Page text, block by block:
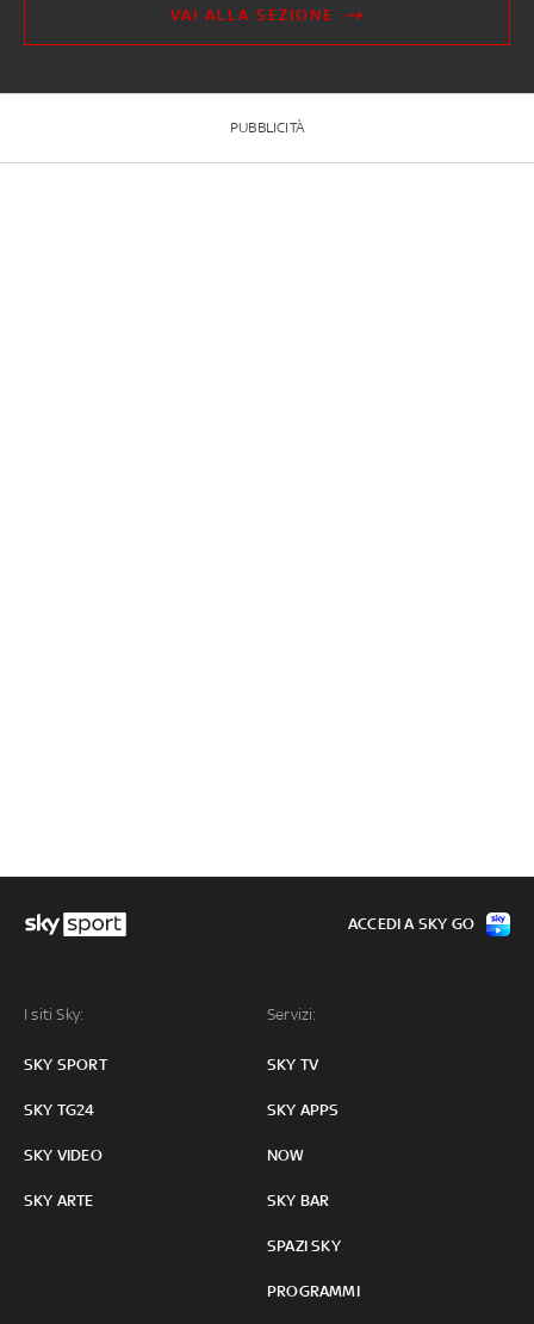
VAI ALLA SEZIONE
PUBBLICITÀ
I siti Sky:
SKY SPORT
SKY TG24
SKY VIDEO
SKY ARTE
Servizi:
SKY TV
SKY APPS
NOW
SKY BAR
SPAZI SKY
PROGRAMMI
ACCEDI A SKY GO